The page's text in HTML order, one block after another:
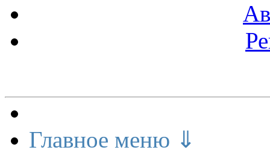
Главное меню ⇓